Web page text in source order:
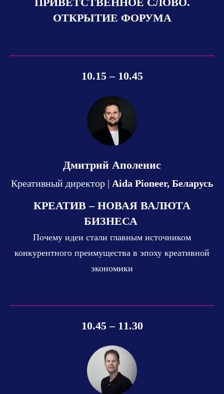
ОТКРЫТИЕ ФОРУМА
10.15 – 10.45
Дмитрий Аполенис
Креативный директор | Aida Pioneer, Беларусь
КРЕАТИВ – НОВАЯ ВАЛЮТА
БИЗНЕСА
Почему идеи стали главным источником
конкурентного преимущества в эпоху креативной
экономики
10.45 – 11.30